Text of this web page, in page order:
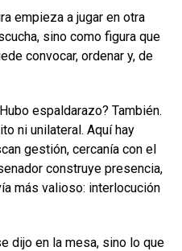
empieza a jugar en otra
sino como figura que
convocar, ordenar y, de
espaldarazo? También.
ni unilateral. Aquí hay
gestión, cercanía con el
construye presencia,
más valioso: interlocución
dijo en la mesa, sino lo que